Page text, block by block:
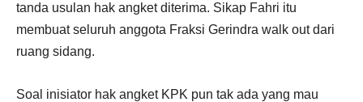
tanda usulan hak angket diterima. Sikap Fahri itu
membuat seluruh anggota Fraksi Gerindra walk out dari
ruang sidang.
Soal inisiator hak angket KPK pun tak ada yang mau